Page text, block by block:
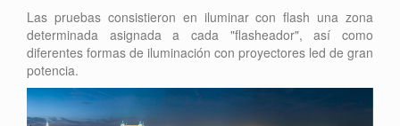
Las pruebas consistieron en iluminar con flash una zona
determinada asignada a cada "flasheador", así como
diferentes formas de iluminación con proyectores led de gran
potencia.